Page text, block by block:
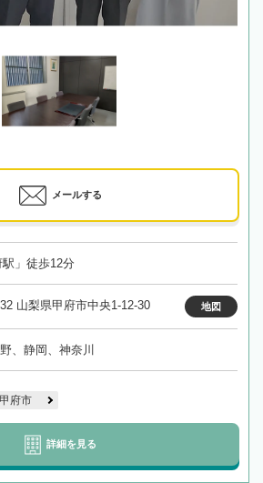
メールする
」徒歩12分
山梨県甲府市中央1-12-30 地図
、静岡、神奈川
甲府市
詳細を見る